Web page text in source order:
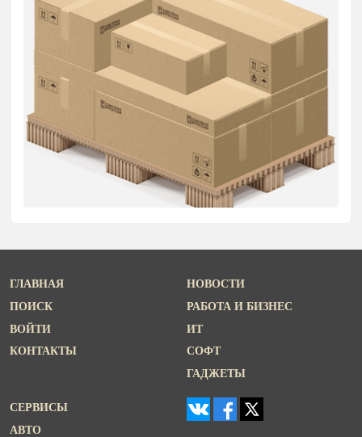
ГЛАВНАЯ
ПОИСК
ВОЙТИ
КОНТАКТЫ
НОВОСТИ
РАБОТА И БИЗНЕС
ИТ
СОФТ
ГАДЖЕТЫ
СЕРВИСЫ
АВТО